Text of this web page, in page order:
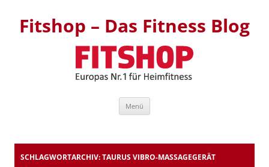
Fitshop – Das Fitness Blog
Menü
SCHLAGWORTARCHIV:TAURUS VIBRO-MASSAGEGERÄT